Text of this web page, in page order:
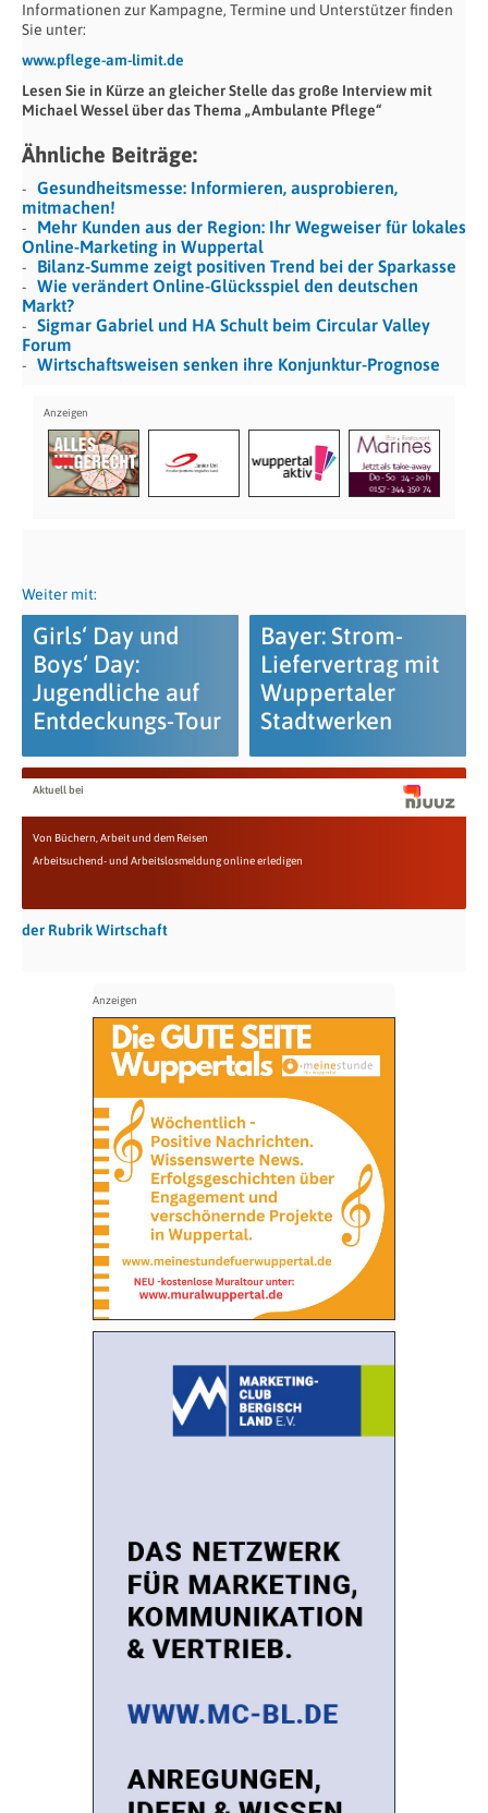
Informationen zur Kampagne, Termine und Unterstützer finden
Sie unter:
www.pflege-am-limit.de
Lesen Sie in Kürze an gleicher Stelle das große Interview mit
Michael Wessel über das Thema „Ambulante Pflege“
Ähnliche Beiträge:
Gesundheitsmesse: Informieren, ausprobieren,
mitmachen!
Mehr Kunden aus der Region: Ihr Wegweiser für lokales
Online-Marketing in Wuppertal
Bilanz-Summe zeigt positiven Trend bei der Sparkasse
Wie verändert Online-Glücksspiel den deutschen
Markt?
Sigmar Gabriel und HA Schult beim Circular Valley
Forum
Wirtschaftsweisen senken ihre Konjunktur-Prognose
Weiter mit:
Girls‘ Day und
Boys‘ Day:
Jugendliche auf
Entdeckungs-Tour
Bayer: Strom-
Liefervertrag mit
Wuppertaler
Stadtwerken
Aktuell bei
Von Büchern, Arbeit und dem Reisen
Arbeitsuchend- und Arbeitslosmeldung online erledigen
der Rubrik Wirtschaft